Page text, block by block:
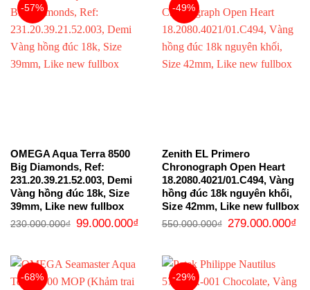
-57%
OMEGA Aqua Terra 8500
Big Diamonds, Ref:
231.20.39.21.52.003, Demi
Vàng hồng đúc 18k, Size
39mm, Like new fullbox
230.000.000₫ Giá
gốc
99.000.000₫Giá
99.000.000₫.
-49%
Zenith EL Primero
Chronograph Open Heart
18.2080.4021/01.C494, Vàng
hồng đúc 18k nguyên khối,
Size 42mm, Like new fullbox
550.000.000₫
Giá
gốc
279.000.000₫
-68% -29%